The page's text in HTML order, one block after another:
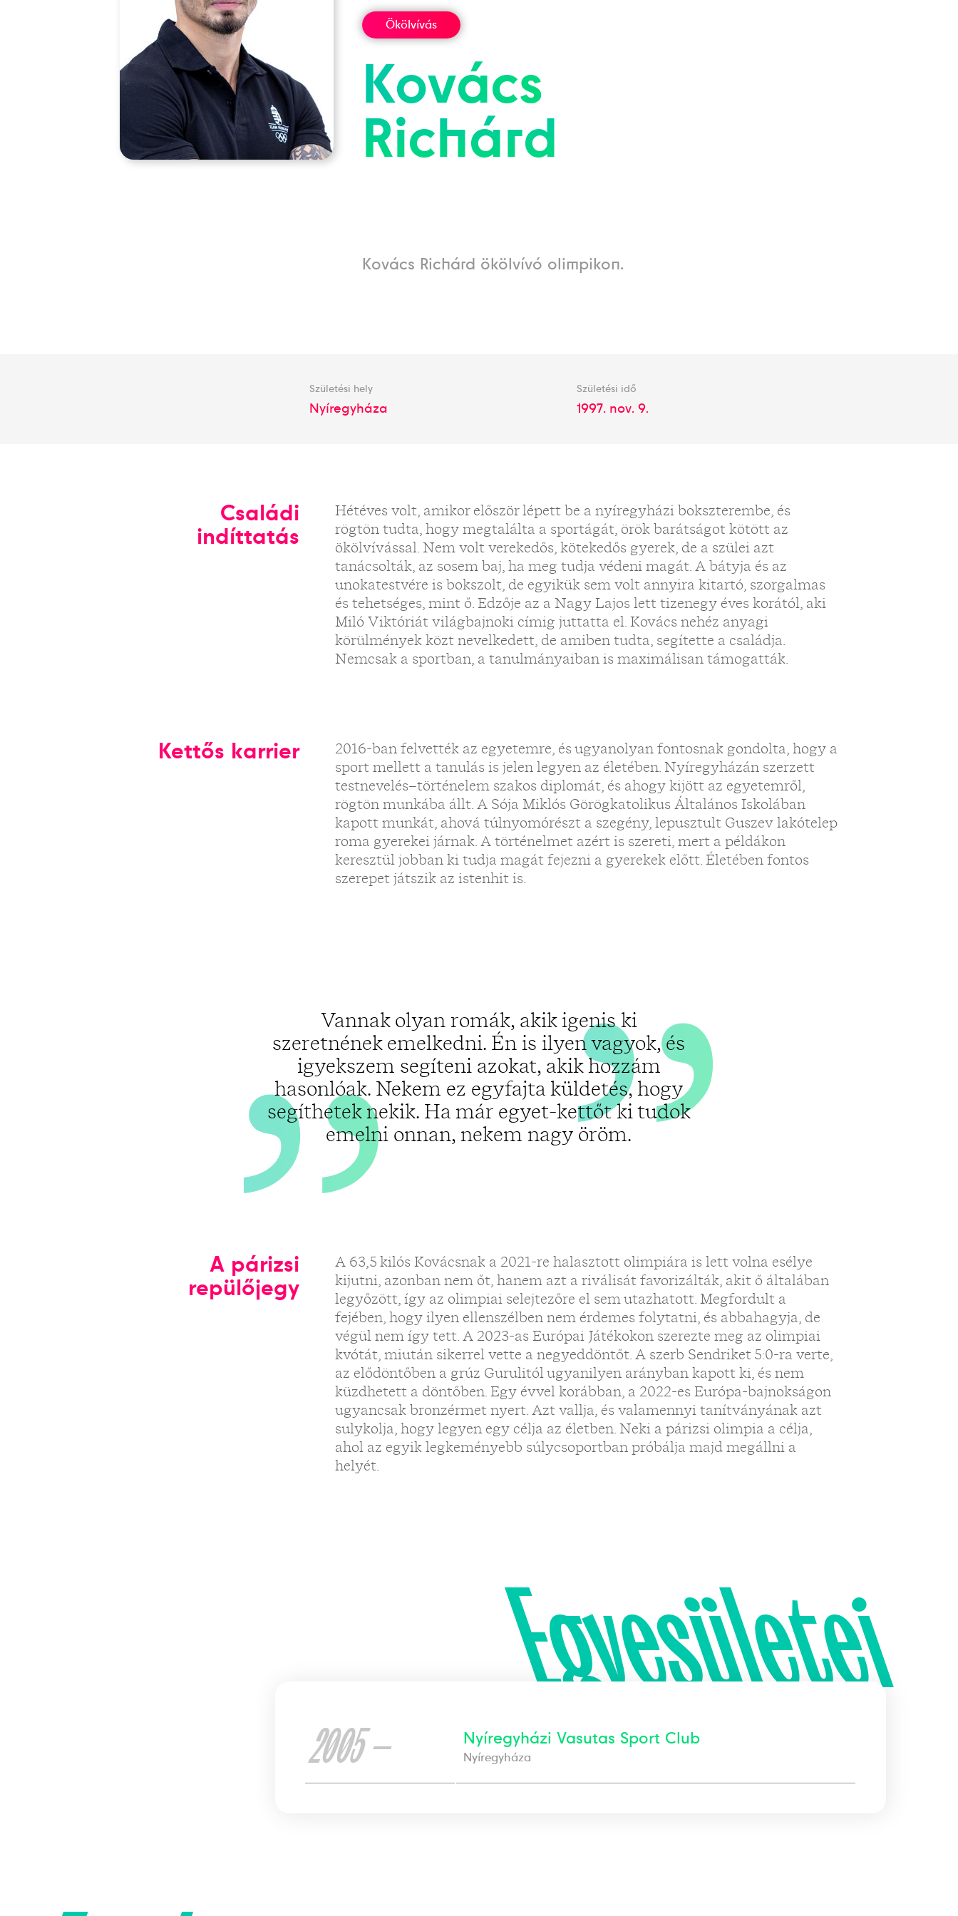
Ökölvívás
Kovács
Richárd
Kovács Richárd ökölvívó olimpikon.
Születési hely
Nyíregyháza
Születési idő
1997. nov. 9.
Családi
indíttatás
Hétéves volt, amikor először lépett be a nyíregyházi bokszterembe, és
rögtön tudta, hogy megtalálta a sportágát, örök barátságot kötött az
ökölvívással. Nem volt verekedős, kötekedős gyerek, de a szülei azt
tanácsolták, az sosem baj, ha meg tudja védeni magát. A bátyja és az
unokatestvére is bokszolt, de egyikük sem volt annyira kitartó, szorgalmas
és tehetséges, mint ő. Edzője az a Nagy Lajos lett tizenegy éves korától, aki
Miló Viktóriát világbajnoki címig juttatta el. Kovács nehéz anyagi
körülmények közt nevelkedett, de amiben tudta, segítette a családja.
Nemcsak a sportban, a tanulmányaiban is maximálisan támogatták.
Kettős karrier
2016-ban felvették az egyetemre, és ugyanolyan fontosnak gondolta, hogy a
sport mellett a tanulás is jelen legyen az életében. Nyíregyházán szerzett
testnevelés–történelem szakos diplomát, és ahogy kijött az egyetemről,
rögtön munkába állt. A Sója Miklós Görögkatolikus Általános Iskolában
kapott munkát, ahová túlnyomórészt a szegény, lepusztult Guszev lakótelep
roma gyerekei járnak. A történelmet azért is szereti, mert a példákon
keresztül jobban ki tudja magát fejezni a gyerekek előtt. Életében fontos
szerepet játszik az istenhit is.
Vannak olyan romák, akik igenis ki
szeretnének emelkedni. Én is ilyen vagyok, és
igyekszem segíteni azokat, akik hozzám
hasonlóak. Nekem ez egyfajta küldetés, hogy
segíthetek nekik. Ha már egyet-kettőt ki tudok
emelni onnan, nekem nagy öröm.
„ „
A párizsi
repülőjegy
A 63,5 kilós Kovácsnak a 2021-re halasztott olimpiára is lett volna esélye
kijutni, azonban nem őt, hanem azt a riválisát favorizálták, akit ő általában
legyőzött, így az olimpiai selejtezőre el sem utazhatott. Megfordult a
fejében, hogy ilyen ellenszélben nem érdemes folytatni, és abbahagyja, de
végül nem így tett. A 2023-as Európai Játékokon szerezte meg az olimpiai
kvótát, miután sikerrel vette a negyeddöntőt. A szerb Sendriket 5:0-ra verte,
az elődöntőben a grúz Gurulitól ugyanilyen arányban kapott ki, és nem
küzdhetett a döntőben. Egy évvel korábban, a 2022-es Európa-bajnokságon
ugyancsak bronzérmet nyert. Azt vallja, és valamennyi tanítványának azt
sulykolja, hogy legyen egy célja az életben. Neki a párizsi olimpia a célja,
ahol az egyik legkeményebb súlycsoportban próbálja majd megállni a
helyét.
Egyesületei
2005 — Nyíregyházi Vasutas Sport Club
Nyíregyháza